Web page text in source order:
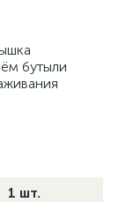
бутыли
1 шт.